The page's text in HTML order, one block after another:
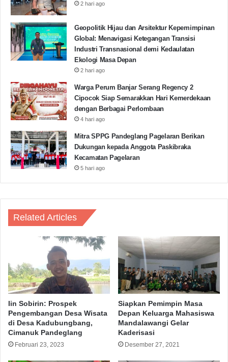
Desa Curuglemo Kecamatan Mandalawangi
P2C Mandalawangi
Copy URL
2 hari ago
Geopolitik Hijau dan Arsitektur Kepemimpinan
Global: Menavigasi Ketegangan Transisi
Industri Transnasional demi Kedaulatan
Ekologi Masa Depan
2 hari ago
Warga Perum Banjar Serang Regency 2
Cipocok Siap Semarakkan Hari Kemerdekaan
dengan Berbagai Perlombaan
4 hari ago
Mitra SPPG Pandeglang Pagelaran Berikan
Dukungan kepada Anggota Paskibraka
Kecamatan Pagelaran
5 hari ago
Related Articles
Iin Sobirin: Prospek
Pengembangan Desa Wisata
di Desa Kadubungbang,
Cimanuk Pandeglang
Februari 23, 2023
Siapkan Pemimpin Masa
Depan Keluarga Mahasiswa
Mandalawangi Gelar
Kaderisasi
Desember 27, 2021